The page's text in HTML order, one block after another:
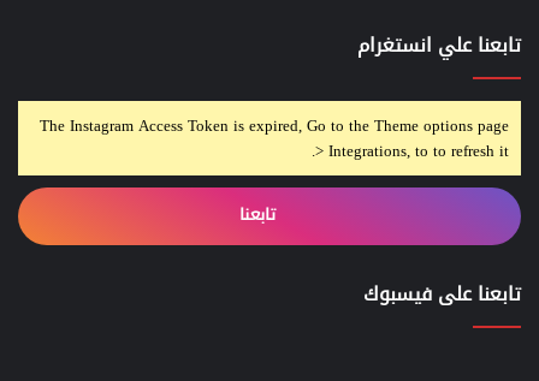
تابعنا علي انستغرام
The Instagram Access Token is expired, Go to the Theme options page
> Integrations, to to refresh it.
تابعنا
تابعنا على فيسبوك